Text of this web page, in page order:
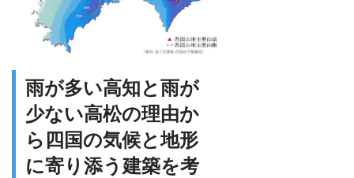
雨が多い高知と雨が
少ない高松の理由か
ら四国の気候と地形
に寄り添う建築を考